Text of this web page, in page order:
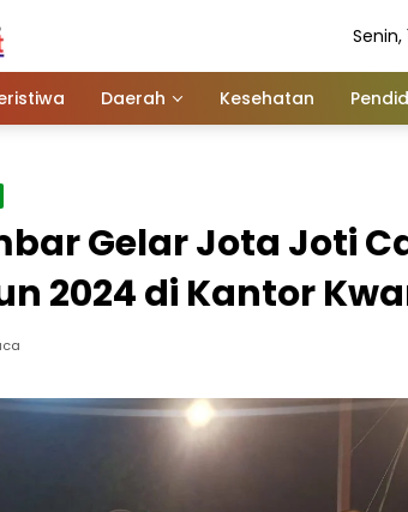
Senin,
Daerah Kesehatan
Gelar Jota Joti
2024 di Kantor